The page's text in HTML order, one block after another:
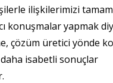
ilişkilerimizi
konuşmalar yapmak
çözüm üretici yönde
isabetli sonuçlar